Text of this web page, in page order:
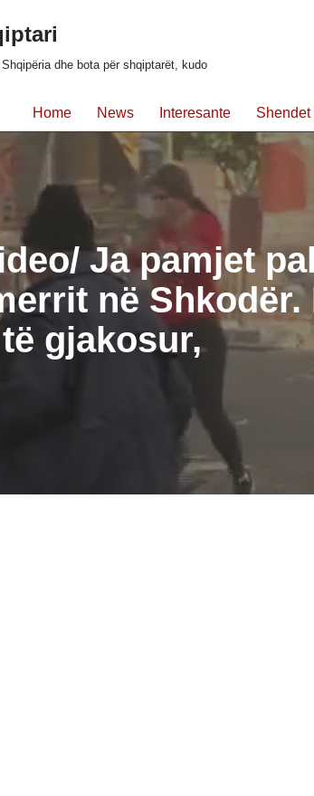
dhe bota për shqiptarët, kudo
Home News Interesante Shendet
Ja pamjet
në Shkodër.
gjakosur,